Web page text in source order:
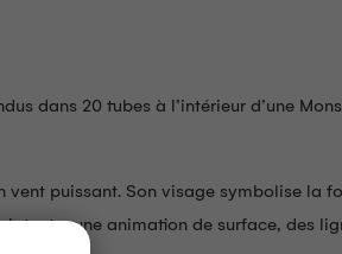
dans 20 tubes à l’intérieur d’une
vent puissant. Son visage symbolise la
une animation de surface, des